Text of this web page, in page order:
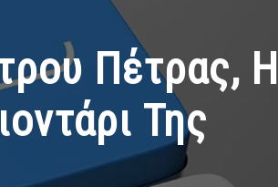
Πέτρας, Η
Της